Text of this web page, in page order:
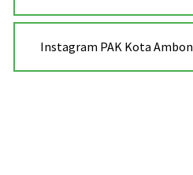
Instagram PAK Kota Ambon